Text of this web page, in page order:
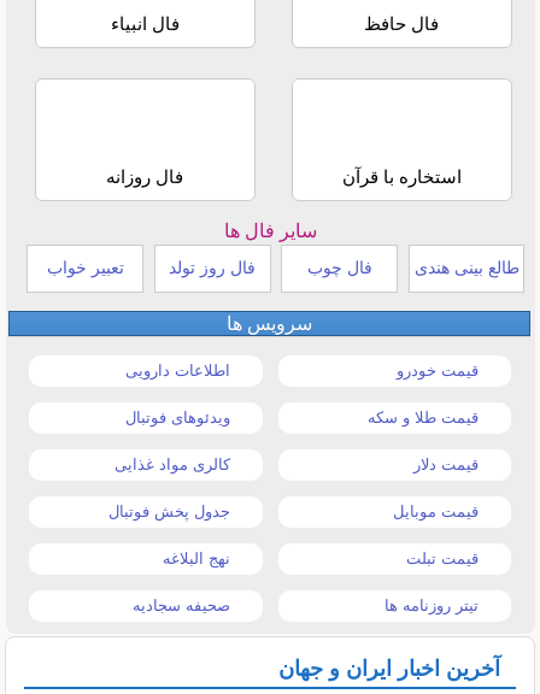
فال حافظ فال انبیاء
استخاره با قرآن فال روزانه
سایر فال ها
طالع بینی هندی فال چوب فال روز تولد تعبیر خواب
سرویس ها
قیمت خودرو اطلاعات دارویی
قیمت طلا و سکه ویدئوهای فوتبال
قیمت دلار کالری مواد غذایی
قیمت موبایل جدول پخش فوتبال
قیمت تبلت نهج البلاغه
تیتر روزنامه ها صحیفه سجادیه
آخرین اخبار ایران و جهان